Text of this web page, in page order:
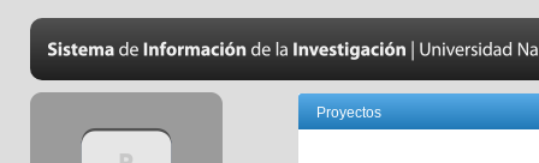
Proyectos